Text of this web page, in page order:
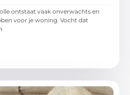
ontstaat vaak onverwachts en
voor je woning. Vocht dat